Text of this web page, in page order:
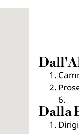
6.
Dalla